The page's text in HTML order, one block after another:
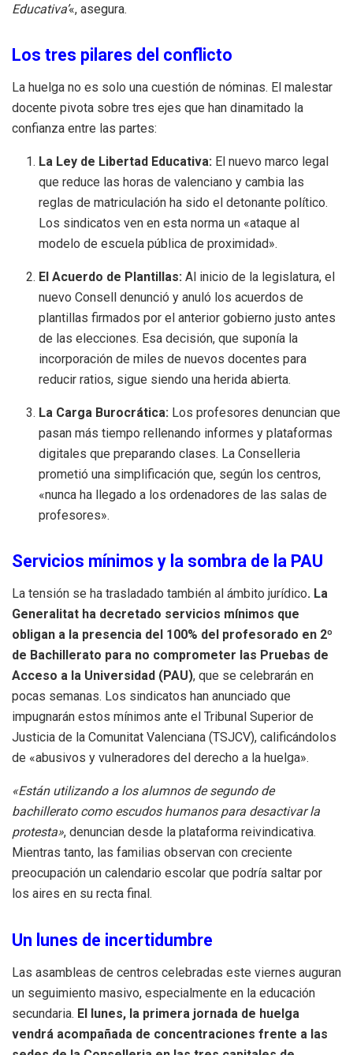
Educativa’«, asegura.
Los tres pilares del conflicto
La huelga no es solo una cuestión de nóminas. El malestar
docente pivota sobre tres ejes que han dinamitado la
confianza entre las partes:
La Ley de Libertad Educativa: El nuevo marco legal
que reduce las horas de valenciano y cambia las
reglas de matriculación ha sido el detonante político.
Los sindicatos ven en esta norma un «ataque al
modelo de escuela pública de proximidad».
El Acuerdo de Plantillas: Al inicio de la legislatura, el
nuevo Consell denunció y anuló los acuerdos de
plantillas firmados por el anterior gobierno justo antes
de las elecciones. Esa decisión, que suponía la
incorporación de miles de nuevos docentes para
reducir ratios, sigue siendo una herida abierta.
La Carga Burocrática: Los profesores denuncian que
pasan más tiempo rellenando informes y plataformas
digitales que preparando clases. La Conselleria
prometió una simplificación que, según los centros,
«nunca ha llegado a los ordenadores de las salas de
profesores».
Servicios mínimos y la sombra de la PAU
La tensión se ha trasladado también al ámbito jurídico. La
Generalitat ha decretado servicios mínimos que
obligan a la presencia del 100% del profesorado en 2º
de Bachillerato para no comprometer las Pruebas de
Acceso a la Universidad (PAU), que se celebrarán en
pocas semanas. Los sindicatos han anunciado que
impugnarán estos mínimos ante el Tribunal Superior de
Justicia de la Comunitat Valenciana (TSJCV), calificándolos
de «abusivos y vulneradores del derecho a la huelga».
«Están utilizando a los alumnos de segundo de
bachillerato como escudos humanos para desactivar la
protesta», denuncian desde la plataforma reivindicativa.
Mientras tanto, las familias observan con creciente
preocupación un calendario escolar que podría saltar por
los aires en su recta final.
Un lunes de incertidumbre
Las asambleas de centros celebradas este viernes auguran
un seguimiento masivo, especialmente en la educación
secundaria. El lunes, la primera jornada de huelga
vendrá acompañada de concentraciones frente a las